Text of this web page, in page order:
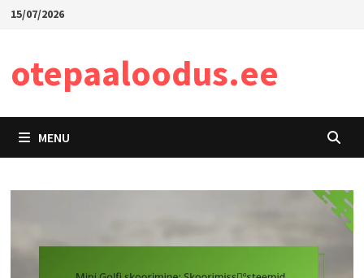
Skip15/07/2026
otepaaloodus.ee
MENU